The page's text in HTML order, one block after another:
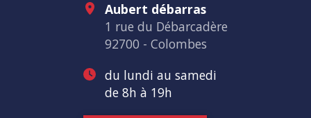
Aubert débarras
1 rue du Débarcadère
92700 - Colombes
du lundi au samedi
de 8h à 19h